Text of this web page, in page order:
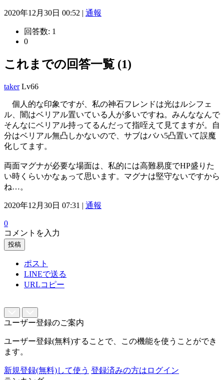
2020年12月30日 00:52 | 通報
回答数: 1
0
これまでの回答一覧 (1)
taker Lv66
個人的な印象ですが、私の神石フレンドは光はルシフェ
ル、闇はベリアル置いている人が多いですね。みんななんで
そんなにベリアル持ってるんだって指咥えて見てますが。自
分はベリアル無凸しかないので、サブはバハ5凸置いて誤魔
化してます。
両面マグナが必要な場面は、私的には高難易度でHP盛りた
い時くらいかなぁって思います。マグナは堅守ないですから
ね…。
2020年12月30日 07:31 | 通報
0
コメントを入力
投稿
ポスト
LINEで送る
URLコピー
ユーザー登録のご案内
ユーザー登録(無料)することで、この機能を使うことができ
ます。
新規登録(無料)して使う 登録済みの方はログイン